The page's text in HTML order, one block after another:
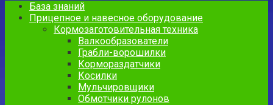
База знаний
Прицепное и навесное оборудование
Кормозаготовительная техника
Валкообразователи
Грабли-ворошилки
Кормораздатчики
Косилки
Мульчировщики
Обмотчики рулонов